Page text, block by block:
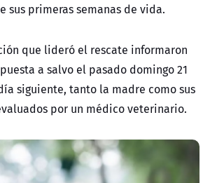
sus primeras semanas de vida.
que lideró el rescate informaron
a salvo el pasado domingo 21
siguiente, tanto la madre como sus
por un médico veterinario.